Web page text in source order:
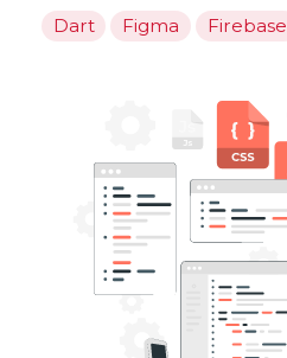
Dart
Figma Firebase